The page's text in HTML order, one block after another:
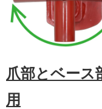
爪部とベース
用